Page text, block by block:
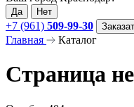
Да Нет
+7 (961) 509-99-30
Главная Каталог
Страница